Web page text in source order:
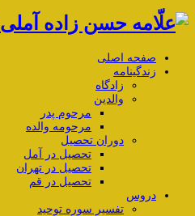
صفحه اصلی
زندگینامه
زادگاه
والدین
مرحوم پدر
مرحومه والده
دوران تحصیل
تحصیل در آمل
تحصیل در تهران
تحصیل در قم
دروس
تفسیر سوره توحید